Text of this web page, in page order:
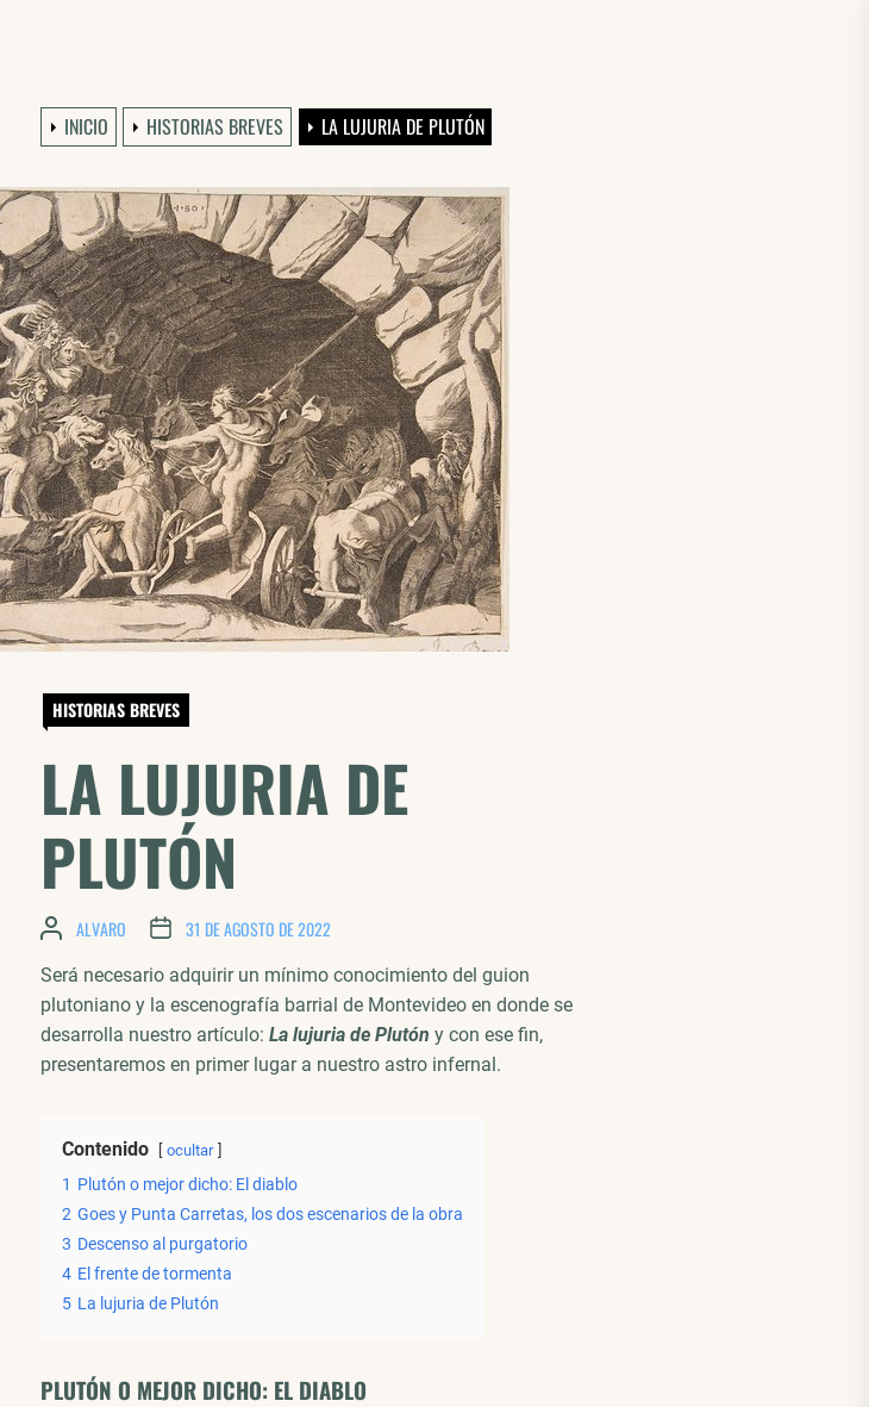
INICIO HISTORIAS BREVES LA LUJURIA DE PLUTÓN
HISTORIAS BREVES
LA LUJURIA DE
PLUTÓN
ALVARO 31 DE AGOSTO DE 2022
Será necesario adquirir un mínimo conocimiento del guion
plutoniano y la escenografía barrial de Montevideo en donde se
desarrolla nuestro artículo: La lujuria de Plutón y con ese fin,
presentaremos en primer lugar a nuestro astro infernal.
Contenido ocultar
1 Plutón o mejor dicho: El diablo
2 Goes y Punta Carretas, los dos escenarios de la obra
3 Descenso al purgatorio
4 El frente de tormenta
5 La lujuria de Plutón
PLUTÓN O MEJOR DICHO: EL DIABLO